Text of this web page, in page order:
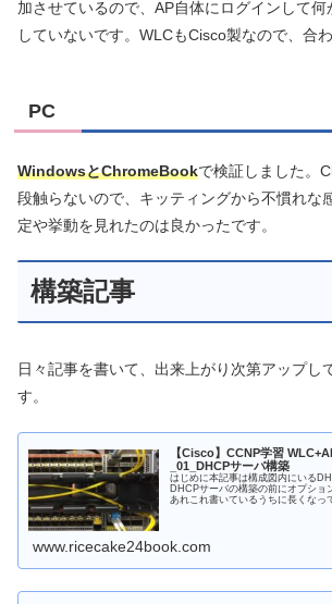
加させているので、AP自体にログインして
していないです。WLCもCisco製なので、合わ
PC
WindowsとChromeBookで検証しました。
段触らないので、キッティングから不慣れな
定や挙動を見れたのは良かったです。
構築記事
日々記事を書いて、出来上がり次第アップし
す。
【Cisco】CCNP学習
_01_DHCPサーバ構築
はじめに本記事は構成図内にいる
DHCPサーバの構築の前にオプショ
あれこれ書いているうちに長くなっ
www.ricecake24book.com